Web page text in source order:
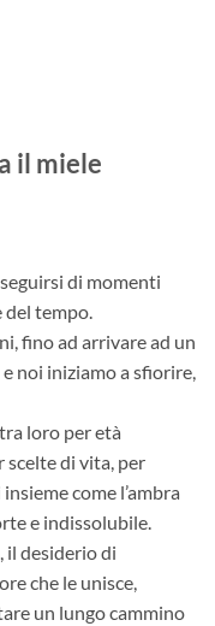
il miele
di momenti
del tempo.
fino ad arrivare ad un
noi iniziamo a sfiorire,
loro per età
scelte di vita, per
come l’ambra
e indissolubile.
il desiderio di
che le unisce,
un lungo cammino